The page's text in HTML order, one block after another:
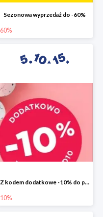
Sezonowa wyprzedaż do -60%
60%
Z kodem dodatkowe -10% do promocji -50%!
10%